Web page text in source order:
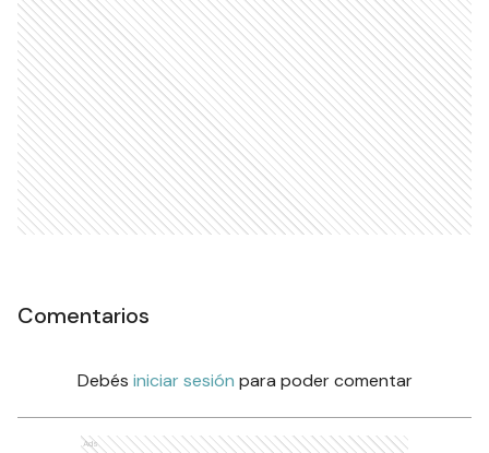
Comentarios
Debés iniciar sesión para poder comentar
Ads